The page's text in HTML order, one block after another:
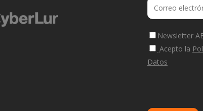
Newsletter
Acepto la
Datos